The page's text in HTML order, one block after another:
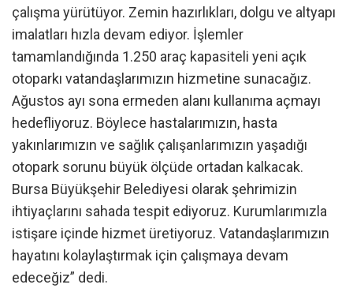
çalışma yürütüyor. Zemin hazırlıkları, dolgu ve altyapı
imalatları hızla devam ediyor. İşlemler
tamamlandığında 1.250 araç kapasiteli yeni açık
otoparkı vatandaşlarımızın hizmetine sunacağız.
Ağustos ayı sona ermeden alanı kullanıma açmayı
hedefliyoruz. Böylece hastalarımızın, hasta
yakınlarımızın ve sağlık çalışanlarımızın yaşadığı
otopark sorunu büyük ölçüde ortadan kalkacak.
Bursa Büyükşehir Belediyesi olarak şehrimizin
ihtiyaçlarını sahada tespit ediyoruz. Kurumlarımızla
istişare içinde hizmet üretiyoruz. Vatandaşlarımızın
hayatını kolaylaştırmak için çalışmaya devam
edeceğiz” dedi.